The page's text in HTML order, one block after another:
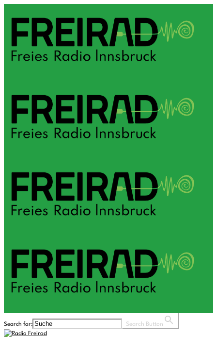
Search for: Search Button